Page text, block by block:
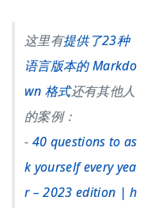
这里有提供了23种
语言版本的 Markdo
wn 格式还有其他人
的案例：
- 40 questions to as
k yourself every yea
r – 2023 edition | h